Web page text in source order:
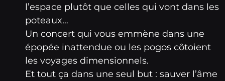
l’espace plutôt que celles qui vont dans les
poteaux…
Un concert qui vous emmène dans une
épopée inattendue ou les pogos côtoient
les voyages dimensionnels.
Et tout ça dans une seul but : sauver l’âme